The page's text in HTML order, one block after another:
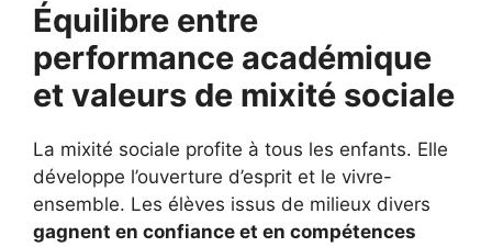
Équilibre entre
performance académique
et valeurs de mixité sociale
La mixité sociale profite à tous les enfants. Elle
développe l’ouverture d’esprit et le vivre-
ensemble. Les élèves issus de milieux divers
gagnent en confiance et en compétences